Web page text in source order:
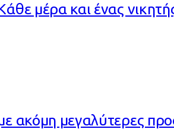
μέρα και ένας
ακόμη μεγαλύτερες